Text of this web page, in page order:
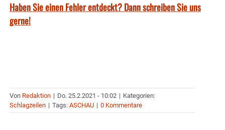
Haben Sie einen Fehler entdeckt? Dann schreiben Sie uns
gerne!
Von Redaktion | Do. 25.2.2021 - 10:02 | Kategorien:
Schlagzeilen | Tags: ASCHAU | 0 Kommentare